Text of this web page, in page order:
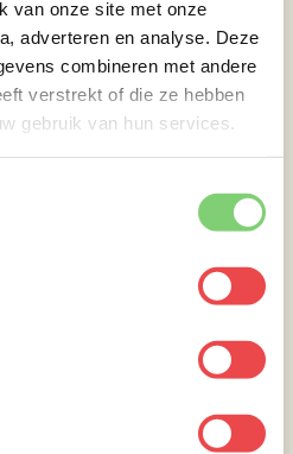
van onze site met onze
adverteren en analyse. Deze
combineren met andere
verstrekt of die ze hebben
gebruik van hun services.